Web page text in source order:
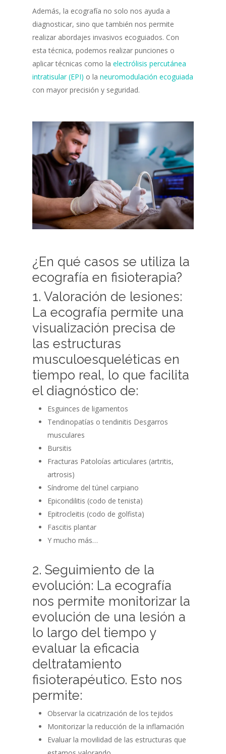
Además, la ecografía no solo nos ayuda a
diagnosticar, sino que también nos permite
realizar abordajes invasivos ecoguiados. Con
esta técnica, podemos realizar punciones o
aplicar técnicas como laelectrólisis percutánea
intratisular (EPI) o laneuromodulación ecoguiada
con mayor precisión y seguridad.
¿En qué casos se utiliza la
ecografía en fisioterapia?
1. Valoración de lesiones:
La ecografía permite una
visualización precisa de
las estructuras
musculoesqueléticas en
tiempo real, lo que facilita
el diagnóstico de:
Esguinces de ligamentos
Tendinopatías o tendinitis Desgarros
musculares
Bursitis
Fracturas Patoloías articulares (artritis,
artrosis)
Síndrome del túnel carpiano
Epicondilitis (codo de tenista)
Epitrocleitis (codo de golfista)
Fascitis plantar
Y mucho más…
2. Seguimiento de la
evolución: La ecografía
nos permite monitorizar la
evolución de una lesión a
lo largo del tiempo y
evaluar la eficacia
deltratamiento
fisioterapéutico. Esto nos
permite:
Observar la cicatrización de los tejidos
Monitorizar la reducción de la inflamación
Evaluar la movilidad de las estructuras que